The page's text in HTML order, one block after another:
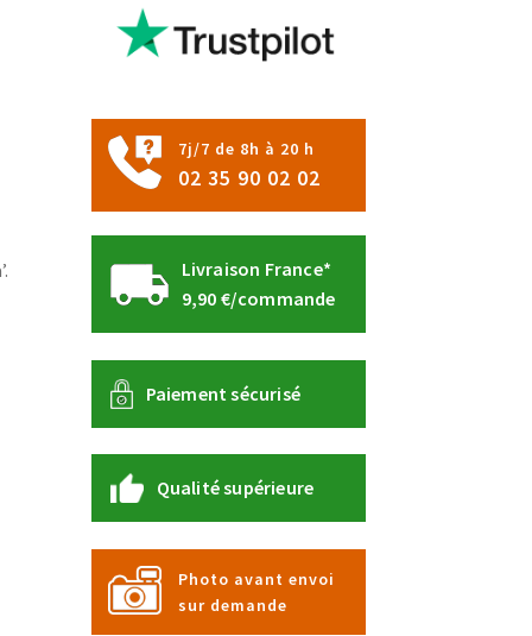
7j/7 de 8h à 20 h
02 35 90 02 02
Livraison France*
9,90 €/commande
Paiement sécurisé
Qualité supérieure
Photo avant envoi
sur demande